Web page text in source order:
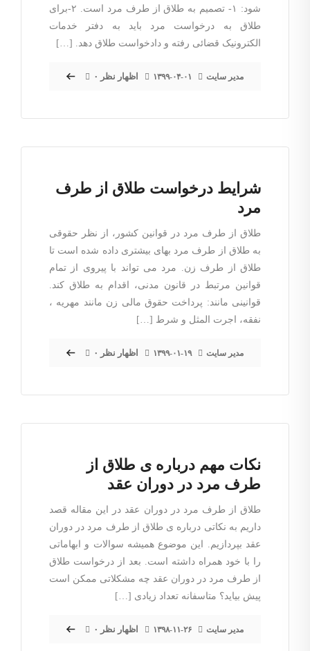
شود: ۱- تصمیم به طلاق از طرف مرد است. ۲-برای
طلاق به درخواست مرد باید به دفتر خدمات
الکترونیک قضائی رفته و دادخواست طلاق دهد. […]
مدیر سایت ۱۳۹۹-۰۴-۰۱ ۰ اظهار نظر
شرایط درخواست طلاق از طرف
مرد
طلاق از طرف مرد در قوانین کشور، از نظر حقوقی
به طلاق از طرف مرد بهای بیشتری داده شده است تا
طلاق از طرف زن. مرد می تواند با پیروی از تمام
قوانین مرتبط در قانون مدنی، اقدام به طلاق کند.
قوانینی مانند: پرداخت حقوق مالی زن مانند مهریه ،
نفقه، اجرت المثل و شرط […]
مدیر سایت ۱۳۹۹-۰۱-۱۹ ۰ اظهار نظر
نکات مهم درباره ی طلاق از
طرف مرد در دوران عقد
طلاق از طرف مرد در دوران عقد در این مقاله قصد
داریم به نکاتی درباره ی طلاق از طرف مرد در دوران
عقد بپردازیم. این موضوع همیشه سوالات و ابهاماتی
را با خود همراه داشته است. بعد از درخواست طلاق
از طرف مرد در دوران عقد چه مشکلاتی ممکن است
پیش بیاید؟ متاسفانه تعداد زیادی […]
مدیر سایت ۱۳۹۸-۱۱-۲۶ ۰ اظهار نظر